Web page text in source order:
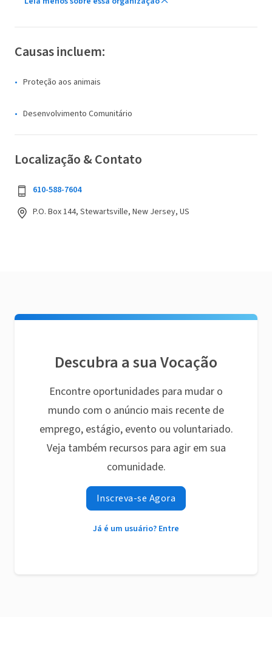
Causas incluem:
Proteção aos animais
Desenvolvimento Comunitário
Localização & Contato
610-588-7604
P.O. Box 144, Stewartsville, New Jersey, US
Descubra a sua Vocação
Encontre oportunidades para mudar o
mundo com o anúncio mais recente de
emprego, estágio, evento ou voluntariado.
Veja também recursos para agir em sua
comunidade.
Inscreva-se Agora
Já é um usuário? Entre